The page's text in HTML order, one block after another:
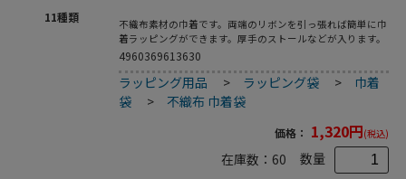
11種類
不織布素材の巾着です。両端のリボンを引っ張れば簡単に巾
着ラッピングができます。厚手のストールなどが入ります。
4960369613630
ラッピング用品 > ラッピング袋 > 巾着
袋
> 不織布 巾着袋
価格： 1,320円(税込)
在庫数： 60 数量